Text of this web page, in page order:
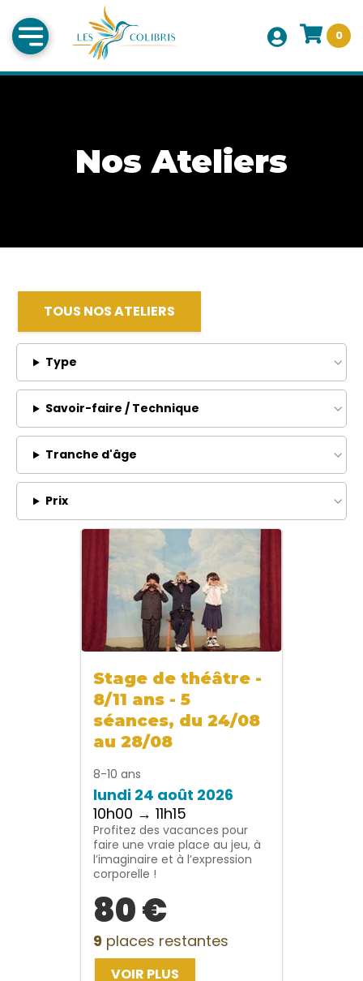
0
Nos Ateliers
TOUS NOS ATELIERS
Type
Savoir-faire / Technique
Tranche d'âge
Prix
Stage de théâtre -
8/11 ans - 5
séances, du 24/08
au 28/08
8-10 ans
lundi 24 août 2026
10h00 → 11h15
Profitez des vacances pour
faire une vraie place au jeu, à
l’imaginaire et à l’expression
corporelle !
80 €
9 places restantes
VOIR PLUS